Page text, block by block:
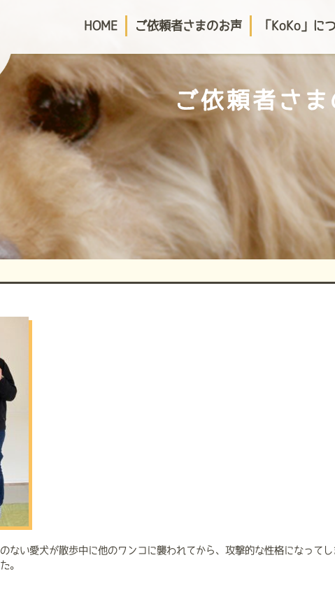
HOME ご依頼者さまのお声 「KoKo」に
ご依頼者さ
ない愛犬が散歩中に他のワンコに襲われてから、攻撃的な性格になって
。